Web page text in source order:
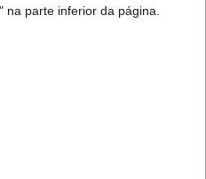
parte inferior da página.
Razgatlioglu ‘muito